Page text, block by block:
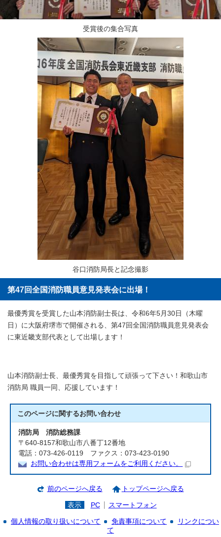
受賞後の集合写真
谷口消防局長と記念撮影
第47回全国消防職員意見発表会に出場！
最優秀賞を受賞した山本消防副士長は、令和6年5月30日（木曜
日）に大阪府堺市で開催される、第47回全国消防職員意見発表会
に東近畿支部代表として出場します！
山本消防副士長、最優秀賞を目指して頑張って下さい！和歌山市
消防局 職員一同、応援しています！
このページに関するお問い合わせ
消防局 消防総務課
〒640-8157和歌山市八番丁12番地
電話：073-426-0119 ファクス：073-423-0190
お問い合わせは専用フォームをご利用ください。
前のページへ戻る トップページへ戻る
表示 PC スマートフォン
個人情報の取り扱いについて 免責事項について
リンクについ
て